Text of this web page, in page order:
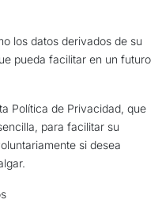
los datos derivados de su
pueda facilitar en un futuro
Política de Privacidad, que
para facilitar su
si desea